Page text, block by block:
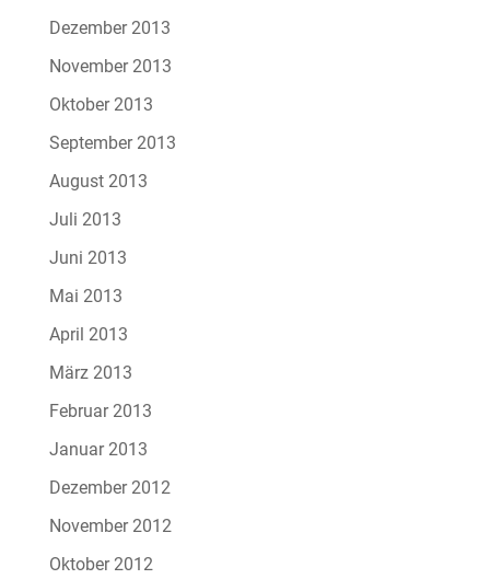
Dezember 2013
November 2013
Oktober 2013
September 2013
August 2013
Juli 2013
Juni 2013
Mai 2013
April 2013
März 2013
Februar 2013
Januar 2013
Dezember 2012
November 2012
Oktober 2012